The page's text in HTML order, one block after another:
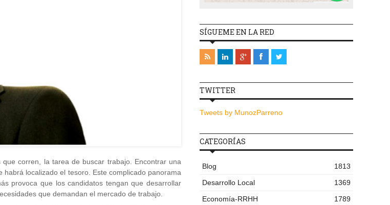
corren, la tarea de buscar trabajo. Encontrar una
localizado el tesoro. Este complicado panorama
provoca que los candidatos tengan que desarrollar
que demandan el mercado de trabajo.
SÍGUEME EN LA RED
TWITTER
Tweets by MunozParreno
CATEGORÍAS
Blog
1813
Desarrollo Local
1369
Economía-RRHH
1789